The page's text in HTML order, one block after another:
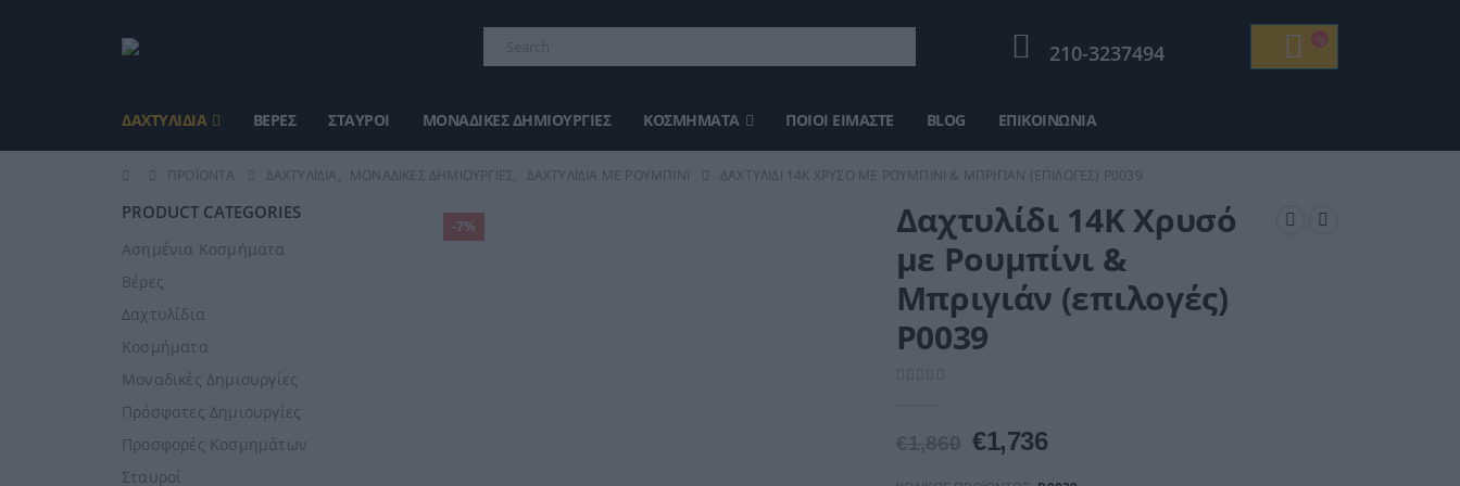
210-3237494
ΔΑΧΤΥΛΊΔΙΑ ΒΈΡΕΣ ΣΤΑΥΡΟΊ ΜΟΝΑΔΙΚΈΣ ΔΗΜΙΟΥΡΓΊΕΣ ΚΟΣΜΉΜΑΤΑ ΠΟΙΟΙ ΕΊΜΑΣΤΕ BLOG ΕΠΙΚΟΙΝΩΝΊΑ
ΠΡΟΪΌΝΤΑ ΔΑΧΤΥΛΊΔΙΑ, ΜΟΝΑΔΙΚΈΣ ΔΗΜΙΟΥΡΓΊΕΣ, ΔΑΧΤΥΛΊΔΙΑ ΜΕ ΡΟΥΜΠΊΝΙ ΔΑΧΤΥΛΊΔΙ 14Κ ΧΡΥΣΌ ΜΕ ΡΟΥΜΠΊΝΙ & ΜΠΡΙΓΙΆΝ (ΕΠΙΛΟΓΈΣ) Ρ0039
-7%
Δαχτυλίδι 14Κ Χρυσό
με Ρουμπίνι &
Μπριγιάν (επιλογές)
Ρ0039
Original
€1,736Η
PRODUCT CATEGORIES
Ασημένια Κοσμήματα
Βέρες
Δαχτυλίδια
Κοσμήματα
Μοναδικές Δημιουργίες
Πρόσφατες Δημιουργίες
Προσφορές Κοσμημάτων
Σταυροί